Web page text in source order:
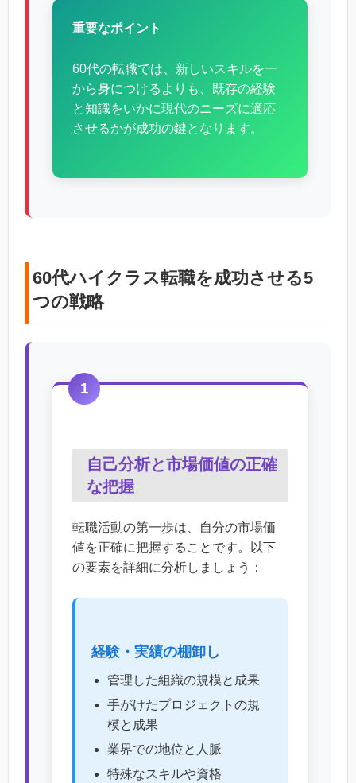
重要なポイント
60代の転職では、新しいスキルを一
から身につけるよりも、既存の経験
と知識をいかに現代のニーズに適応
させるかが成功の鍵となります。
60代ハイクラス転職を成功させる5
つの戦略
1
自己分析と市場価値の正確
な把握
転職活動の第一歩は、自分の市場価
値を正確に把握することです。以下
の要素を詳細に分析しましょう：
経験・実績の棚卸し
管理した組織の規模と成果
手がけたプロジェクトの規
模と成果
業界での地位と人脈
特殊なスキルや資格